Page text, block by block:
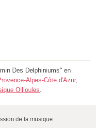
Des Delphiniums" en
Alpes-Côte d'Azur,
Ollioules.
de la musique